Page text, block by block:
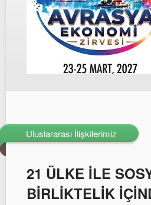
Uluslararası İlişkilerimiz
21 ÜLKE İLE
BİRLİKTELİK